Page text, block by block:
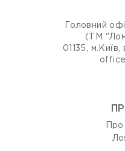
Головний
(ТМ
01135, м.Київ,
Про